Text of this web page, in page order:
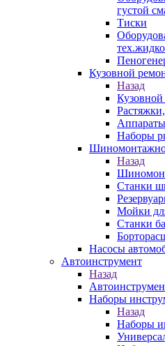
густой
Тиски
Кузовной
Назад
Наборы
Назад
Станки
Мойки
Станки
Насосы
Автоинструмент
Назад
Наборы
Назад
Наборы